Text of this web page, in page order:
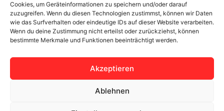
Cookies, um Geräteinformationen zu speichern und/oder darauf
zuzugreifen. Wenn du diesen Technologien zustimmst, können wir Daten
wie das Surfverhalten oder eindeutige IDs auf dieser Website verarbeiten.
Wenn du deine Zustimmung nicht erteilst oder zurückziehst, können
bestimmte Merkmale und Funktionen beeinträchtigt werden.
Akzeptieren
Ablehnen
ABONNIEREN